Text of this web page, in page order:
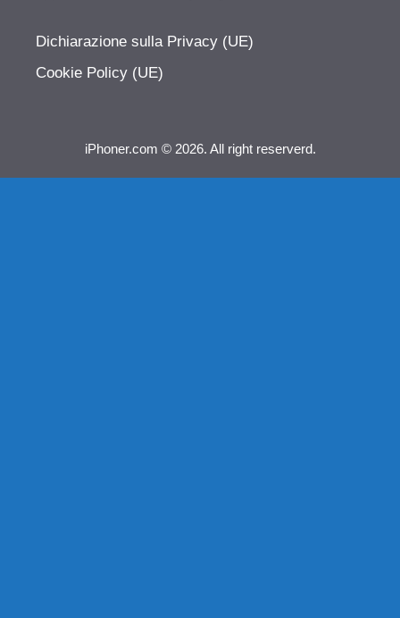
Dichiarazione sulla Privacy (UE)
Cookie Policy (UE)
iPhoner.com © 2026. All right reserverd.